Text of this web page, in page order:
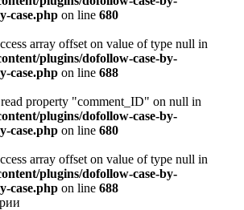
case.php on line 680
array offset on value of type null in
plugins/dofollow-case-by-
case.php on line 688
property "comment_ID" on null in
plugins/dofollow-case-by-
case.php on line 680
array offset on value of type null in
plugins/dofollow-case-by-
case.php on line 688